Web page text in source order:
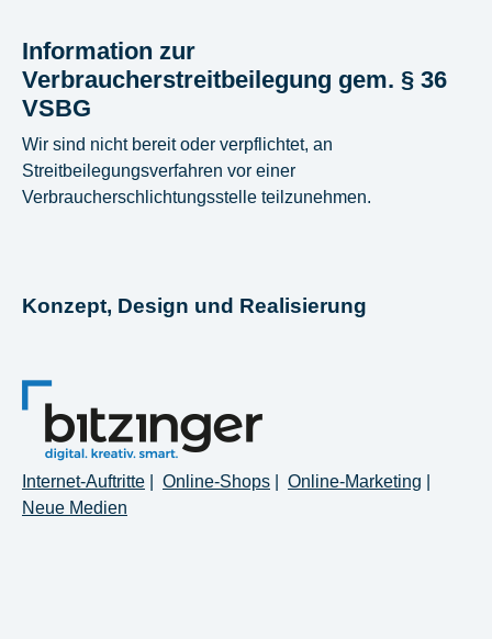
Information zur
Verbraucherstreitbeilegung gem. § 36
VSBG
Wir sind nicht bereit oder verpflichtet, an
Streitbeilegungsverfahren vor einer
Verbraucherschlichtungsstelle teilzunehmen.
Konzept, Design und Realisierung
Internet-Auftritte Online-Shops Online-Marketing
Neue Medien